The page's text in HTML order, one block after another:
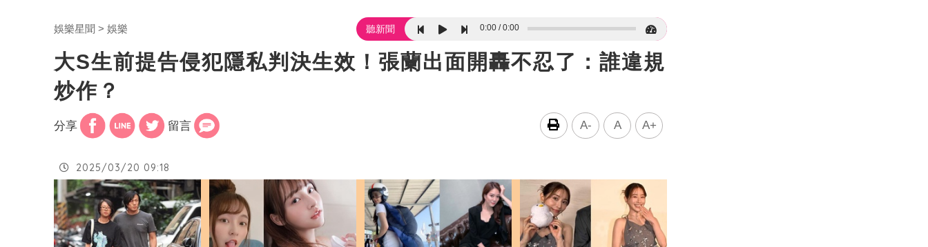
娛樂星聞 娛樂 聽新聞 0:00 0:00
大S生前提告侵犯隱私判決生效！張蘭出面開轟不忍了：誰違規
炒作？
分享 留言 A- A A+
2025/03/20 09:18